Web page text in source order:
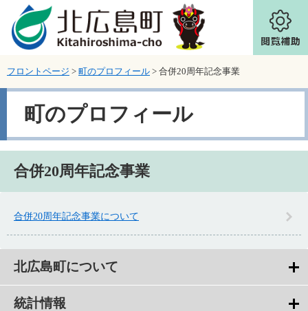
ページの先頭です。
メニューを飛ばして本文へ
フロントページ > 町のプロフィール > 合併20周年記念事業
町のプロフィール
北広島町について
統計情報
合併20周年記念事業
合併20周年記念事業について